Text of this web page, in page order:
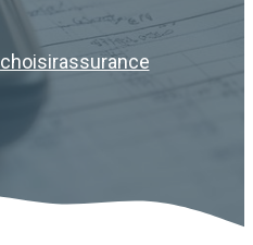
choisirassurance